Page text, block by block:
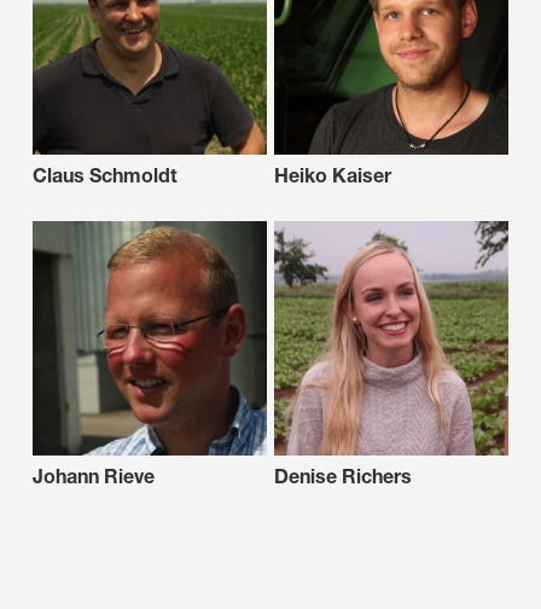
Claus Schmoldt Heiko Kaiser
Johann Rieve Denise Richers